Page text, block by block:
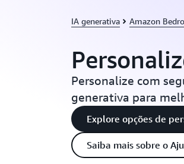
IA generativa Amazon
Personalize com
generativa para
Explore opções de
Saiba mais sobre o